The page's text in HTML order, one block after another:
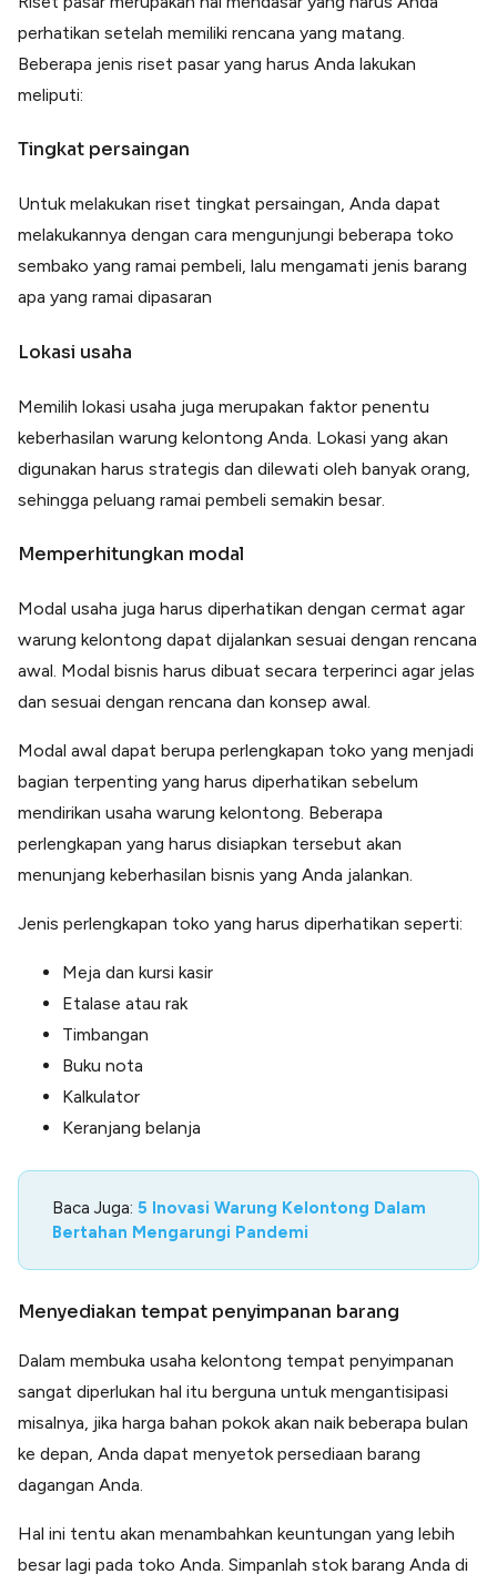
perhatikan setelah memiliki rencana yang matang.
Beberapa jenis riset pasar yang harus Anda lakukan
meliputi:
Tingkat persaingan
Untuk melakukan riset tingkat persaingan, Anda dapat
melakukannya dengan cara mengunjungi beberapa toko
sembako yang ramai pembeli, lalu mengamati jenis barang
apa yang ramai dipasaran
Lokasi usaha
Memilih lokasi usaha juga merupakan faktor penentu
keberhasilan warung kelontong Anda. Lokasi yang akan
digunakan harus strategis dan dilewati oleh banyak orang,
sehingga peluang ramai pembeli semakin besar.
Memperhitungkan modal
Modal usaha juga harus diperhatikan dengan cermat agar
warung kelontong dapat dijalankan sesuai dengan rencana
awal. Modal bisnis harus dibuat secara terperinci agar jelas
dan sesuai dengan rencana dan konsep awal.
Modal awal dapat berupa perlengkapan toko yang menjadi
bagian terpenting yang harus diperhatikan sebelum
mendirikan usaha warung kelontong. Beberapa
perlengkapan yang harus disiapkan tersebut akan
menunjang keberhasilan bisnis yang Anda jalankan.
Jenis perlengkapan toko yang harus diperhatikan seperti:
Meja dan kursi kasir
Etalase atau rak
Timbangan
Buku nota
Kalkulator
Keranjang belanja
Baca Juga: 5 Inovasi Warung Kelontong Dalam
Bertahan Mengarungi Pandemi
Menyediakan tempat penyimpanan barang
Dalam membuka usaha kelontong tempat penyimpanan
sangat diperlukan hal itu berguna untuk mengantisipasi
misalnya, jika harga bahan pokok akan naik beberapa bulan
ke depan, Anda dapat menyetok persediaan barang
dagangan Anda.
Hal ini tentu akan menambahkan keuntungan yang lebih
besar lagi pada toko Anda. Simpanlah stok barang Anda di